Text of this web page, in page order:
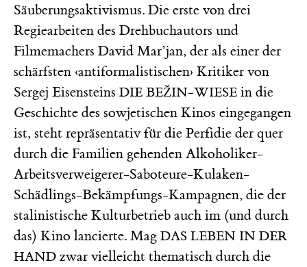
Säuberungsaktivismus. Die erste von drei
Regiearbeiten des Drehbuchautors und
Filmemachers David Mar’jan, der als einer der
schärfsten ‹antiformalistischen› Kritiker von
Sergej Eisensteins DIE BEŽIN-WIESE in die
Geschichte des sowjetischen Kinos eingegangen
ist, steht repräsentativ für die Perfidie der quer
durch die Familien gehenden Alkoholiker-
Arbeitsverweigerer-Saboteure-Kulaken-
Schädlings-Bekämpfungs-Kampagnen, die der
stalinistische Kulturbetrieb auch im (und durch
das) Kino lancierte. Mag DAS LEBEN IN DER
HAND zwar vielleicht thematisch durch die